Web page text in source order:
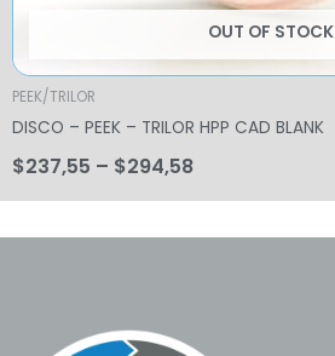
OUT OF STOCK
PEEK/TRILOR
DISCO – PEEK – TRILOR HPP CAD BLANK
$237,55 – $294,58